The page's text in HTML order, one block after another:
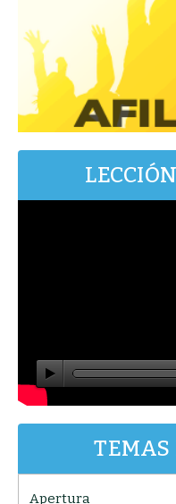
TEMAS
Apertura